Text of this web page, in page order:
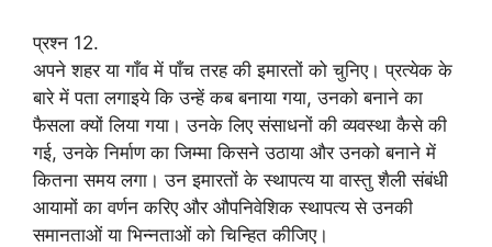
प्रश्न 12.
अपने शहर या गाँव में पाँच तरह की इमारतों को चुनिए। प्रत्येक के
बारे में पता लगाइये कि उन्हें कब बनाया गया, उनको बनाने का
फैसला क्यों लिया गया। उनके लिए संसाधनों की व्यवस्था कैसे की
गई, उनके निर्माण का जिम्मा किसने उठाया और उनको बनाने में
कितना समय लगा। उन इमारतों के स्थापत्य या वास्तु शैली संबंधी
आयामों का वर्णन करिए और औपनिवेशिक स्थापत्य से उनकी
समानताओं या भिन्नताओं को चिन्हित कीजिए।